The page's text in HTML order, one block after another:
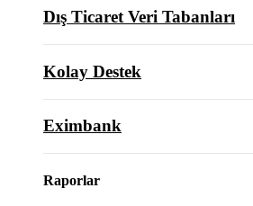
Dış Ticaret Veri Tabanları
Kolay Destek
Eximbank
Raporlar